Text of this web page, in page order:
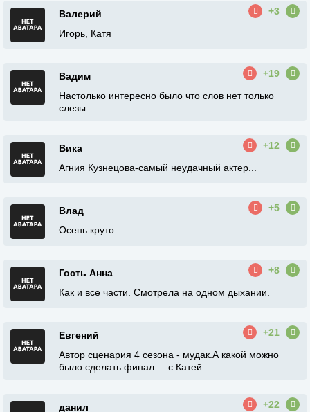
Валерий
+3
Игорь, Катя
Вадим
+19
Настолько интересно было что слов нет только
слезы
Вика
+12
Агния Кузнецова-самый неудачный актер...
Влад
+5
Осень круто
Гость Анна
+8
Как и все части. Смотрела на одном дыхании.
Евгений
+21
Автор сценария 4 сезона - мудак.А какой можно
было сделать финал ....с Катей.
данил +22